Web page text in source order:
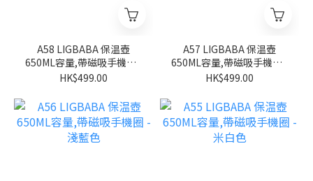
A58 LIGBABA 保温壺
650ML容量,帶磁吸手機圈 -
玫紅
HK$499.00
A57 LIGBABA 保温壺
650ML容量,帶磁吸手機圈 -
紫色
HK$499.00